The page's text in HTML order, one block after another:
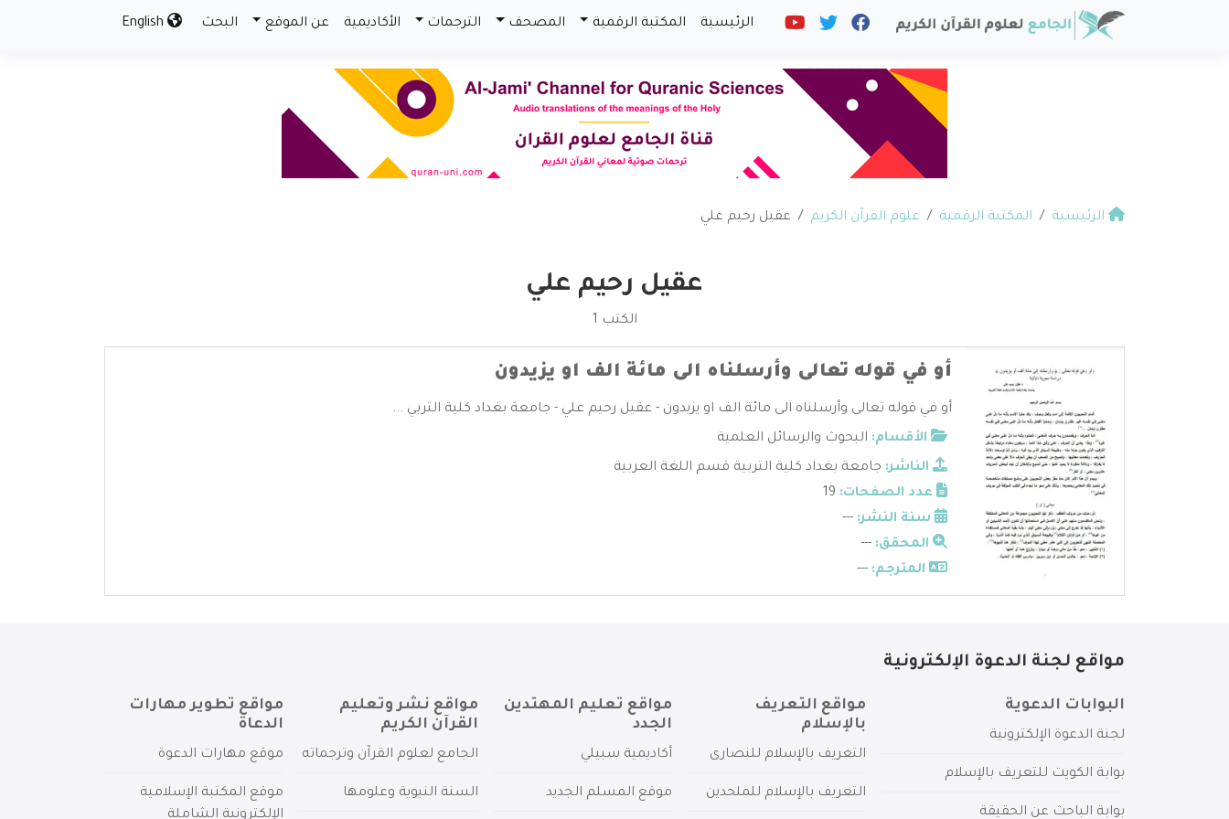
الرئيسية المكتبة الرقمية المصحف الترجمات الأكاديمية عن الموقع البحث
الرئيسية المكتبة الرقمية علوم القرآن الكريم عقيل رحيم علي
عقيل رحيم علي
الكتب 1
أو في قوله تعالى وأرسلناه الى مائة الف او يزيدون
أو في قوله تعالى وأرسلناه الى مائة الف او يزيدون - عقيل رحيم علي - جامعة بغداد كلية التربي ...
الأقسام: البحوث والرسائل العلمية
الناشر: جامعة بغداد كلية التربية قسم اللغة العربية
عدد الصفحات:
سنة النشر: ---
المحقق: ---
المترجم: ---
مواقع لجنة الدعوة الإلكترونية
البوابات الدعوية
لجنة الدعوة الإلكترونية
بوابة الكويت للتعريف بالإسلام
بوابة الباحث عن الحقيقة
مواقع التعريف
بالإسلام
التعريف بالإسلام للنصارى
التعريف بالإسلام للملحدين
مواقع تعليم المهتدين
الجدد
أكاديمية سبيلي
موقع المسلم الجديد
مواقع نشر وتعليم
القرآن الكريم
الجامع لعلوم القرآن وترجماته
السنة النبوية وعلومها
مواقع تطوير مهارات
الدعاة
موقع مهارات الدعوة
موقع المكتبة الإسلامية
الإلكترونية الشاملة